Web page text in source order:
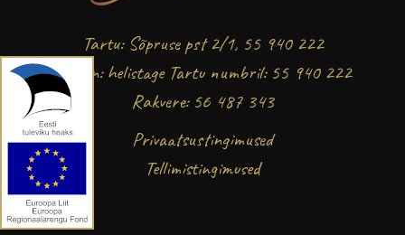
Tartu: Sõpruse pst 2/1, 55 940 222
Tallinn: helistage Tartu numbril: 55 940 222
Rakvere: 56 487 343
Privaatsustingimused
Tellimistingimused